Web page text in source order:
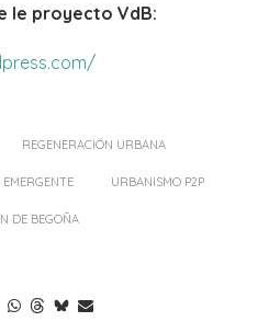
le proyecto VdB:
REGENERACIÓN URBANA
URBANISMO P2P
DE BEGOÑA